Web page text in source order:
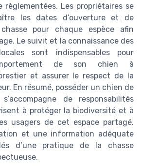
règlementées. Les propriétaires se
les dates d’ouverture et de
pour chaque espèce afin
Le suivit et la connaissance des
sont indispensables pour
de son chien à
et assurer le respect de la
En résumé, posséder un chien de
de responsabilités
à protéger la biodiversité et à
usagers de cet espace partagé.
et une information adéquate
d’une pratique de la chasse